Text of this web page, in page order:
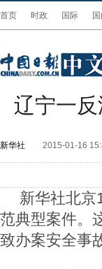
首页 时政 国际
辽宁一
新华社 2015-01-16
新华社北京
范典型案件。
致办案安全事